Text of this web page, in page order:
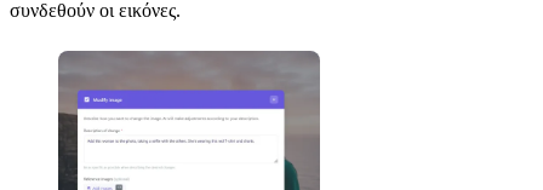
συνδεθούν οι εικόνες.